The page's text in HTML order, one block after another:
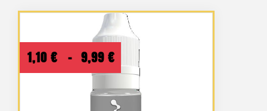
1,10 € – 9,99 €
Plage
de
prix :